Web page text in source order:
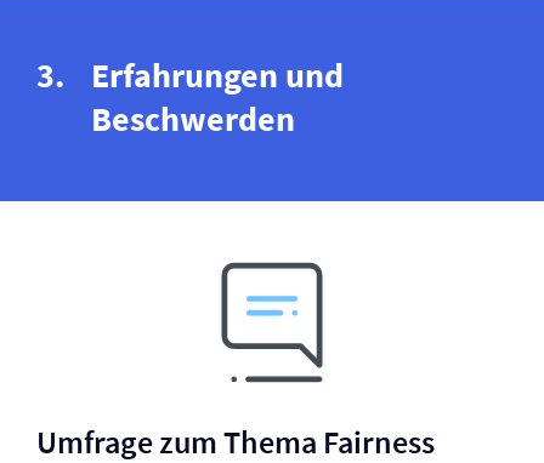
Erfahrungen und
Beschwerden
Umfrage zum Thema Fairness